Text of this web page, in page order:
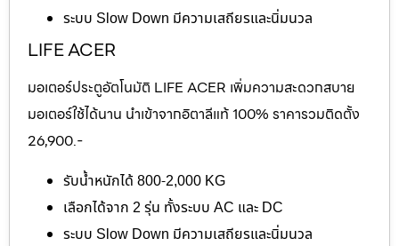
ระบบ Slow Down มีความเสถียรและนิ่มนวล
LIFE ACER
มอเตอร์ประตูอัตโนมัติ LIFE ACER เพิ่มความสะดวกสบาย
มอเตอร์ใช้ได้นาน นำเข้าจากอิตาลีแท้ 100% ราคารวมติดตั้ง
26,900.-
รับน้ำหนักได้ 800-2,000 KG
เลือกได้จาก 2 รุ่น ทั้งระบบ AC และ DC
ระบบ Slow Down มีความเสถียรและนิ่มนวล